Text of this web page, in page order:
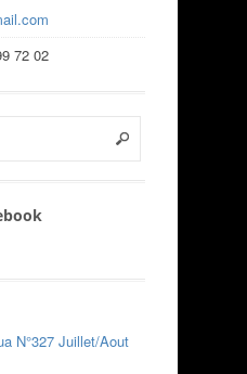
72 02
N°327 Juillet/Aout